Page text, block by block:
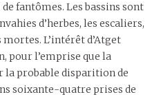
fantômes. Les bassins sont
d’herbes, les escaliers,
L’intérêt d’Atget
pour l’emprise que la
la probable disparition de
soixante-quatre prises de